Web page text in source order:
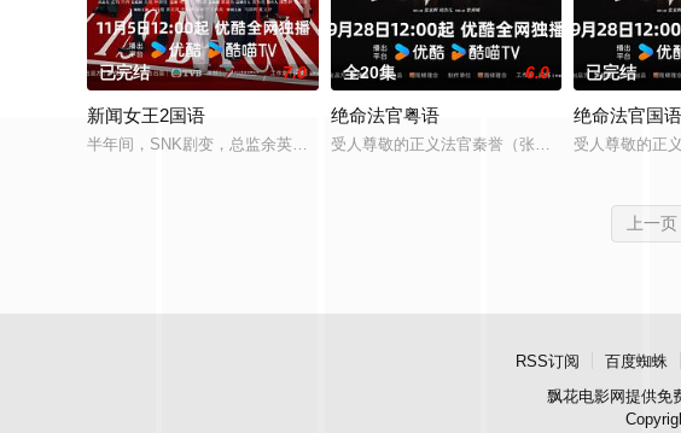
已完结 7.0
新闻女王2国语
半年间，SNK剧变，总监余英飞离职、门外汉古肇华空降。张家妍虽掌权却难服众。
全20集 6.0
绝命法官粤语
受人尊敬的正义法官秦誉（张家辉 饰），为掩盖
已完结
绝命法官国语
受人尊敬的正
上一页
RSS订阅 百度蜘蛛
飘花电影网提供免